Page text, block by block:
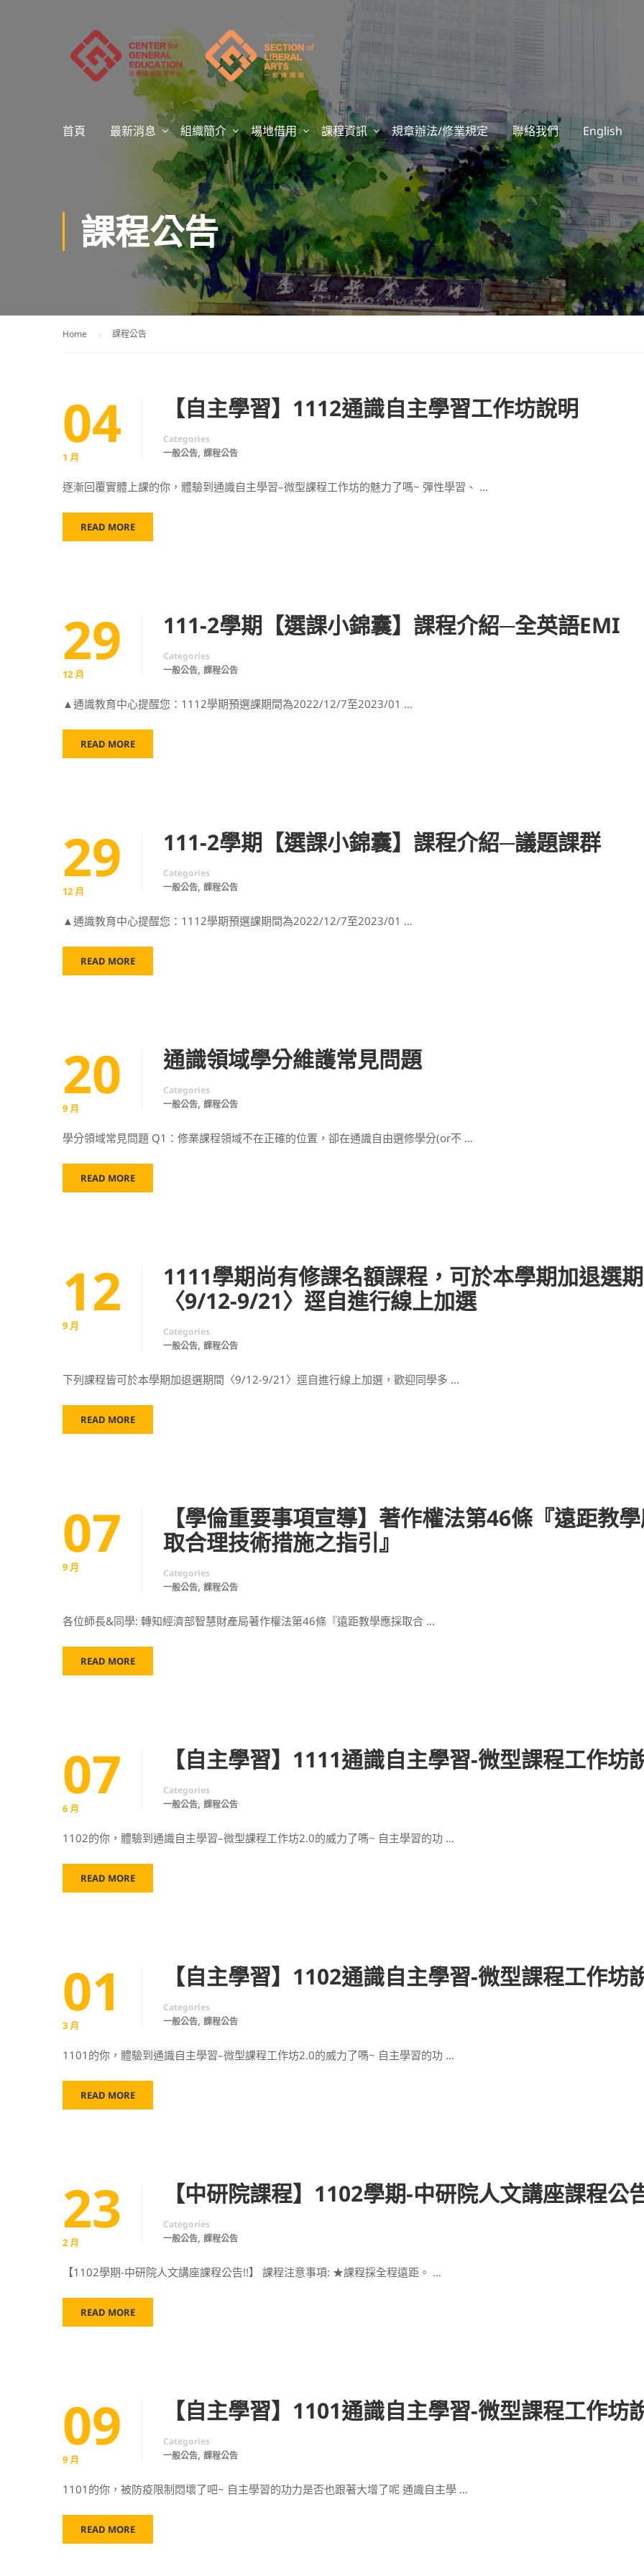
首頁 最新消息 組織簡介 場地借用 課程資訊 規章辦法/修業規定 聯絡我們 English
課程公告
Home 課程公告
04
1 月
【自主學習】1112通識自主學習工作坊說明
Categories
一般公告, 課程公告
逐漸回覆實體上課的你，體驗到通識自主學習–微型課程工作坊的魅力了嗎~ 彈性學習、 …
READ MORE
29
12 月
111-2學期【選課小錦囊】課程介紹─全英語EMI
Categories
一般公告, 課程公告
▲通識教育中心提醒您：1112學期預選課期間為2022/12/7至2023/01 …
READ MORE
29
12 月
111-2學期【選課小錦囊】課程介紹─議題課群
Categories
一般公告, 課程公告
▲通識教育中心提醒您：1112學期預選課期間為2022/12/7至2023/01 …
READ MORE
20
9 月
通識領域學分維護常見問題
Categories
一般公告, 課程公告
學分領域常見問題 Q1：修業課程領域不在正確的位置，卻在通識自由選修學分(or不 …
READ MORE
12
9 月
1111學期尚有修課名額課程，可於本學期加退選
〈9/12-9/21〉逕自進行線上加選
Categories
一般公告, 課程公告
下列課程皆可於本學期加退選期間〈9/12-9/21〉逕自進行線上加選，歡迎同學多 …
READ MORE
07
9 月
【學倫重要事項宣導】著作權法第46條『遠距教
取合理技術措施之指引』
Categories
一般公告, 課程公告
各位師長&同學: 轉知經濟部智慧財產局著作權法第46條『遠距教學應採取合 …
READ MORE
07
6 月
【自主學習】1111通識自主學習-微型課程工作坊
Categories
一般公告, 課程公告
1102的你，體驗到通識自主學習–微型課程工作坊2.0的威力了嗎~ 自主學習的功 …
READ MORE
01
3 月
【自主學習】1102通識自主學習-微型課程工作坊
Categories
一般公告, 課程公告
1101的你，體驗到通識自主學習–微型課程工作坊2.0的威力了嗎~ 自主學習的功 …
READ MORE
23
2 月
【中研院課程】1102學期-中研院人文講座課程公
Categories
一般公告, 課程公告
【1102學期-中研院人文講座課程公告!!】 課程注意事項: ★課程採全程遠距。 …
READ MORE
09
9 月
【自主學習】1101通識自主學習-微型課程工作坊
Categories
一般公告, 課程公告
1101的你，被防疫限制悶壞了吧~ 自主學習的功力是否也跟著大增了呢 通識自主學 …
READ MORE